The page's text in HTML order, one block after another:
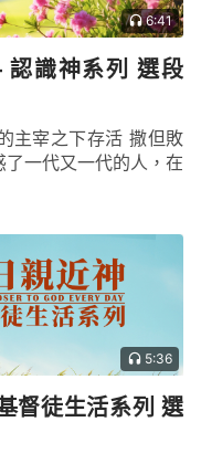
6:41
識神系列 選段
主宰之下存活 撒但敗
一代又一代的人，在
5:36
督徒生活系列 選